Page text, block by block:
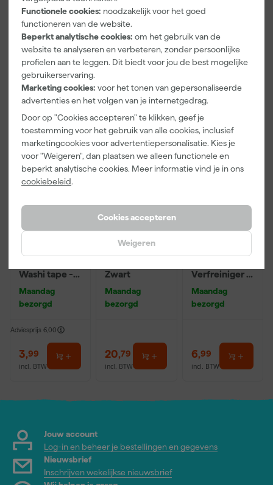
Functionele cookies: noodzakelijk voor het goed
functioneren van de website.
Beperkt analytische cookies: om het gebruik van de
website te analyseren en verbeteren, zonder persoonlijke
profielen aan te leggen. Dit biedt voor jou de best mogelijke
gebruikerservaring.
Marketing cookies: voor het tonen van gepersonaliseerde
advertenties en het volgen van je internetgedrag.
Door op "Cookies accepteren" te klikken, geef je
toestemming voor het gebruik van alle cookies, inclusief
marketingcookies voor advertentiepersonalisatie. Kies je
voor "Weigeren", dan plaatsen we alleen functionele en
beperkt analytische cookies. Meer informatie vind je in ons
cookiebeleid.
Cookies accepteren
Weigeren
Type werkkleding
Bekijk alle kenmerken
Vaak gekocht met
Paintura
Washi tape -
Maandag
bezorgd
Adviesprijs 6,00
3,99
incl. BTW
Kassakorting
Zwart
Maandag
bezorgd
20,79
incl. BTW
Onze Top 10
Verfreiniger –
Maandag
bezorgd
6,99
incl. BTW
Jouw account
Log-in en beheer je bestellingen en gegevens
Nieuwsbrief
Inschrijven wekelijkse nieuwsbrief